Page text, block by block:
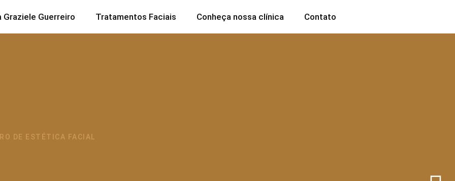
Graziele Guerreiro Tratamentos Faciais Conheça nossa clínica Contato
DE ESTÉTICA FACIAL